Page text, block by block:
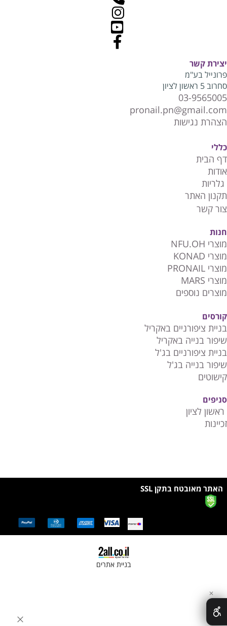
יצירת קשר
פרונייל בע"מ
סחרוב 5 ראשון לציון
03-9565005
pronail.pn@gmail.com
הצהרת נגישות
כללי
דף הבית
אודות
גלריות
תקנון האתר
צור קשר
חנות
מוצרי NFU.OH
מוצרי KONAD
מוצרי PRONAIL
מוצרי MARS
מוצרים נוספים
קורסים
בניית ציפורניים באקריל
שיפור בנייה באקריל
בניית ציפורניים בג'ל
שיפור בנייה בג'ל
קישוטים
סניפים
ראשון לציון
זכיינות
האתר מאובטח בתקן SSL
בניית אתרים
✕